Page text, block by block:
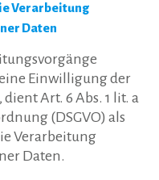
Verarbeitung
Daten
Einwilligung der
Art. 6 Abs. 1 lit. a
(DSGVO) als
Verarbeitung
Daten.